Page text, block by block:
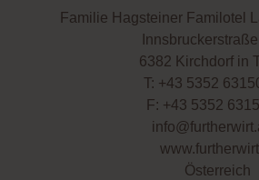
Familie Hagsteiner Familotel
6382 Kirchdorf in
T: +43 5352
F: +43 5352
Österreich